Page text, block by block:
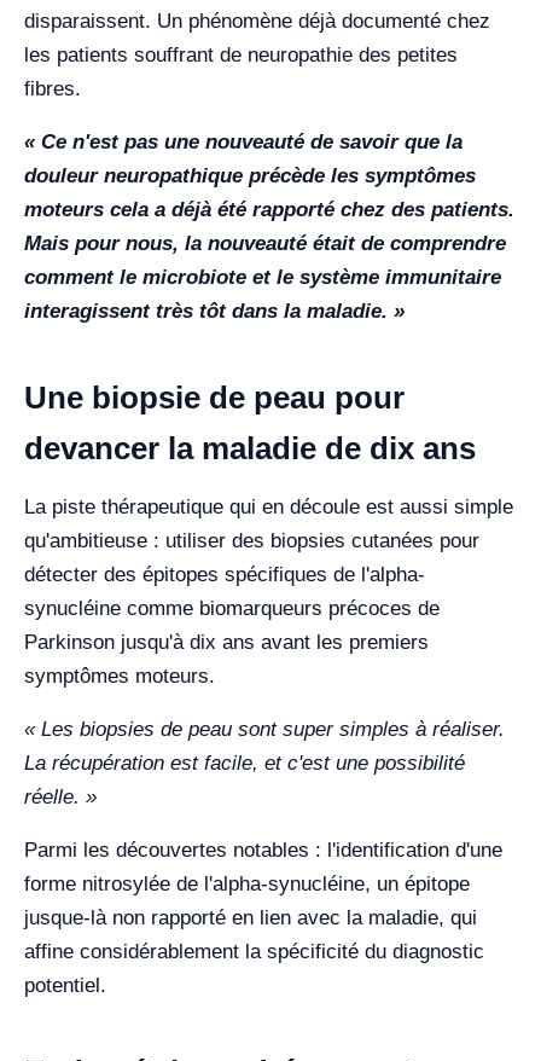
disparaissent. Un phénomène déjà documenté chez
les patients souffrant de neuropathie des petites
fibres.
« Ce n'est pas une nouveauté de savoir que la
douleur neuropathique précède les symptômes
moteurs cela a déjà été rapporté chez des patients.
Mais pour nous, la nouveauté était de comprendre
comment le microbiote et le système immunitaire
interagissent très tôt dans la maladie. »
Une biopsie de peau pour
devancer la maladie de dix ans
La piste thérapeutique qui en découle est aussi simple
qu'ambitieuse : utiliser des biopsies cutanées pour
détecter des épitopes spécifiques de l'alpha-
synucléine comme biomarqueurs précoces de
Parkinson jusqu'à dix ans avant les premiers
symptômes moteurs.
« Les biopsies de peau sont super simples à réaliser.
La récupération est facile, et c'est une possibilité
réelle. »
Parmi les découvertes notables : l'identification d'une
forme nitrosylée de l'alpha-synucléine, un épitope
jusque-là non rapporté en lien avec la maladie, qui
affine considérablement la spécificité du diagnostic
potentiel.